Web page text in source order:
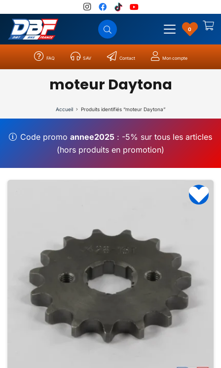
0
FAQ SAV Contact Mon compte
moteur Daytona
Accueil Produits identifiés “moteur Daytona”
Code promo annee2025: -5% sur tous les articles
(hors produits en promotion)
Catégories Résultats